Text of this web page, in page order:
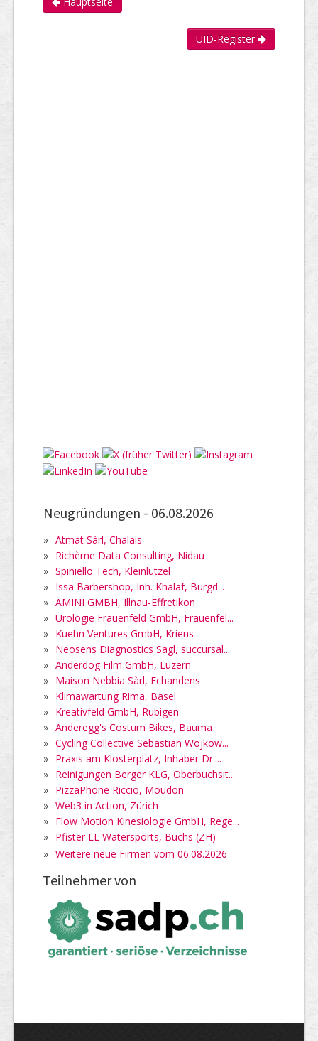
UID-Register
Neugründungen - 06.08.2026
» Atmat Sàrl, Chalais
» Richème Data Consulting, Nidau
» Spiniello Tech, Kleinlützel
» Issa Barbershop, Inh. Khalaf, Burgd...
» AMINI GMBH, Illnau-Effretikon
» Urologie Frauenfeld GmbH, Frauenfel...
» Kuehn Ventures GmbH, Kriens
» Neosens Diagnostics Sagl, succursal...
» Anderdog Film GmbH, Luzern
» Maison Nebbia Sàrl, Echandens
» Klimawartung Rima, Basel
» Kreativfeld GmbH, Rubigen
» Anderegg's Costum Bikes, Bauma
» Cycling Collective Sebastian Wojkow...
» Praxis am Klosterplatz, Inhaber Dr....
» Reinigungen Berger KLG, Oberbuchsit...
» PizzaPhone Riccio, Moudon
» Web3 in Action, Zürich
» Flow Motion Kinesiologie GmbH, Rege...
» Pfister LL Watersports, Buchs (ZH)
» Weitere neue Firmen vom 06.08.2026
Teilnehmer von